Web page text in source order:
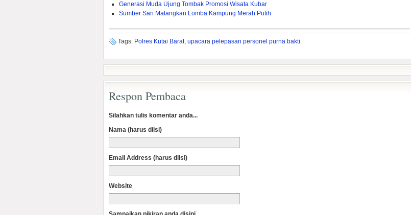
Generasi Muda Ujung Tombak Promosi Wisata Kubar
Sumber Sari Matangkan Lomba Kampung Merah Putih
Tags: Polres Kutai Barat, upacara pelepasan personel purna bakti
Respon Pembaca
Silahkan tulis komentar anda...
Nama (harus diisi)
Email Address (harus diisi)
Website